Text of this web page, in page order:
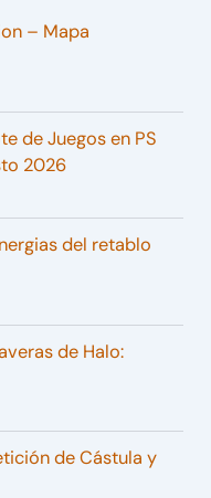
– Mapa
de Juegos en PS
2026
del retablo
de Halo:
de Cástula y